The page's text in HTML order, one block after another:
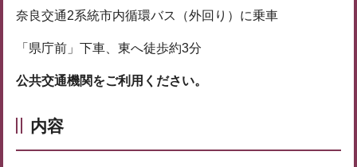
奈良交通2系統市内循環バス（外回り）に乗車
「県庁前」下車、東へ徒歩約3分
公共交通機関をご利用ください。
内容